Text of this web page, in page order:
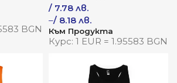
BGN
/ 7.78 лв.
–/ 8.18 лв.
Към Продукта
Курс: 1 EUR = 1.95583 BGN